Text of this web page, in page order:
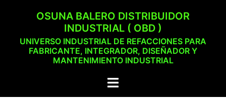
OSUNA BALERO DISTRIBUIDOR
INDUSTRIAL ( OBD )
UNIVERSO INDUSTRIAL DE REFACCIONES PARA
FABRICANTE, INTEGRADOR, DISEÑADOR Y
MANTENIMIENTO INDUSTRIAL
Alternar